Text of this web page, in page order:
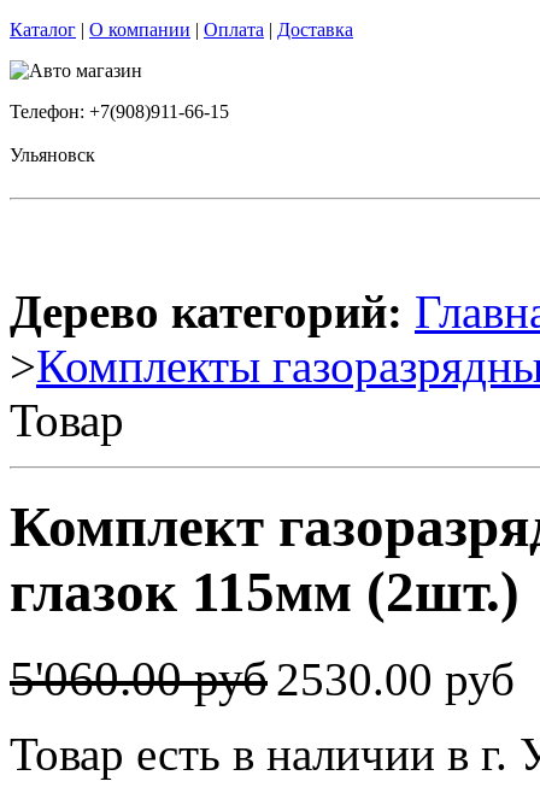
Каталог | О компании | Оплата | Доставка
Телефон: +7(908)911-66-15
Ульяновск
Дерево категорий:
>Комплекты
Товар
Комплект
глазок 115мм (2шт.)
5'060.00 руб2530.00 руб
Товар есть в наличии в г.